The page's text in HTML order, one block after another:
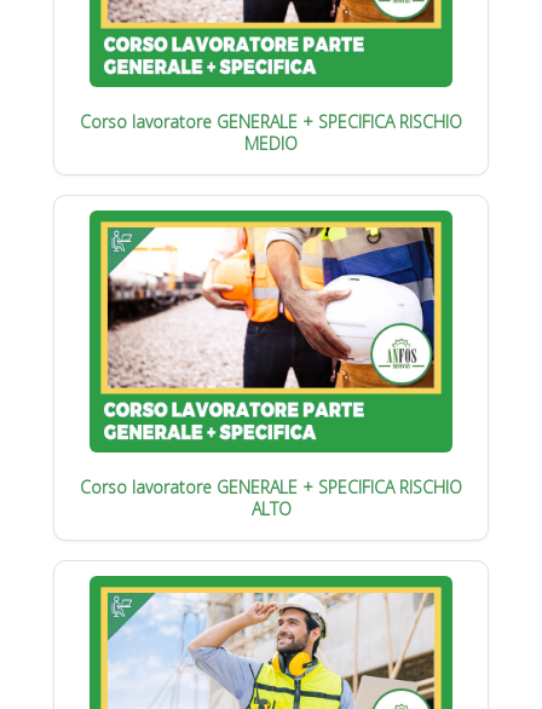
Corso lavoratore GENERALE + SPECIFICA RISCHIO
MEDIO
Corso lavoratore GENERALE + SPECIFICA RISCHIO
ALTO